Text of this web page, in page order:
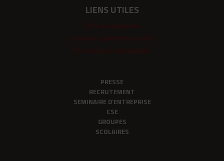
LIENS UTILES
Foire aux questions
Conditions générales de vente
Formulaire de rétractation
PRESSE
RECRUTEMENT
SEMINAIRE D’ENTREPRISE
CSE
GROUPES
SCOLAIRES